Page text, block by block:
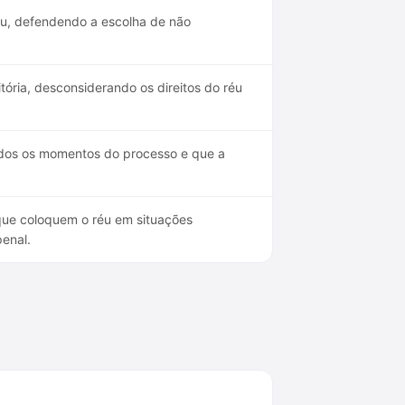
defendendo a escolha de não
desconsiderando os direitos do réu
os momentos do processo e que a
coloquem o réu em situações